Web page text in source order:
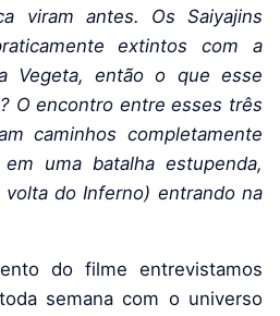
viram antes. Os Saiyajins
extintos com a
Vegeta, então o que esse
O encontro entre esses três
caminhos completamente
uma batalha estupenda,
do Inferno) entrando na
do filme entrevistamos
semana com o universo